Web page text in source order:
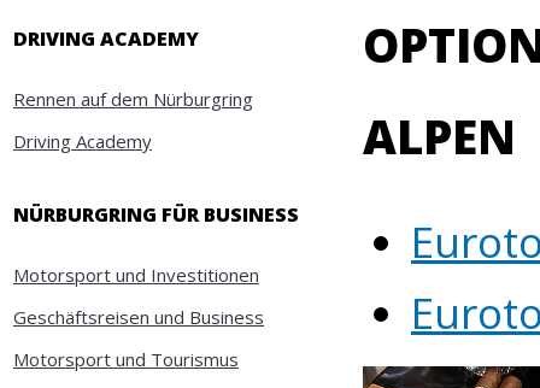
DRIVING ACADEMY
Rennen auf dem Nürburgring
Driving Academy
NÜRBURGRING FÜR BUSINESS
Motorsport und Investitionen
Geschäftsreisen und Business
Motorsport und Tourismus
ALPEN